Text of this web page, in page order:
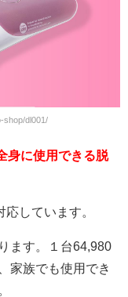
shop/dl001/
身に使用できる脱
応しています。
ます。１台64,980
家族でも使用でき